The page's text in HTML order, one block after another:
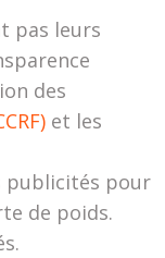
pas leurs
des
et les
publicités pour
de poids.